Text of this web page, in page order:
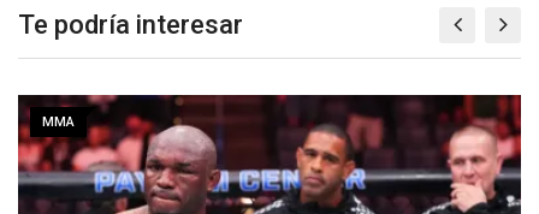
Te podría interesar
MMA